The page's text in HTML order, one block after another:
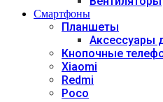
Смартфоны
Планшеты
Аксессуары
Кнопочные
Xiaomi
Redmi
Poco